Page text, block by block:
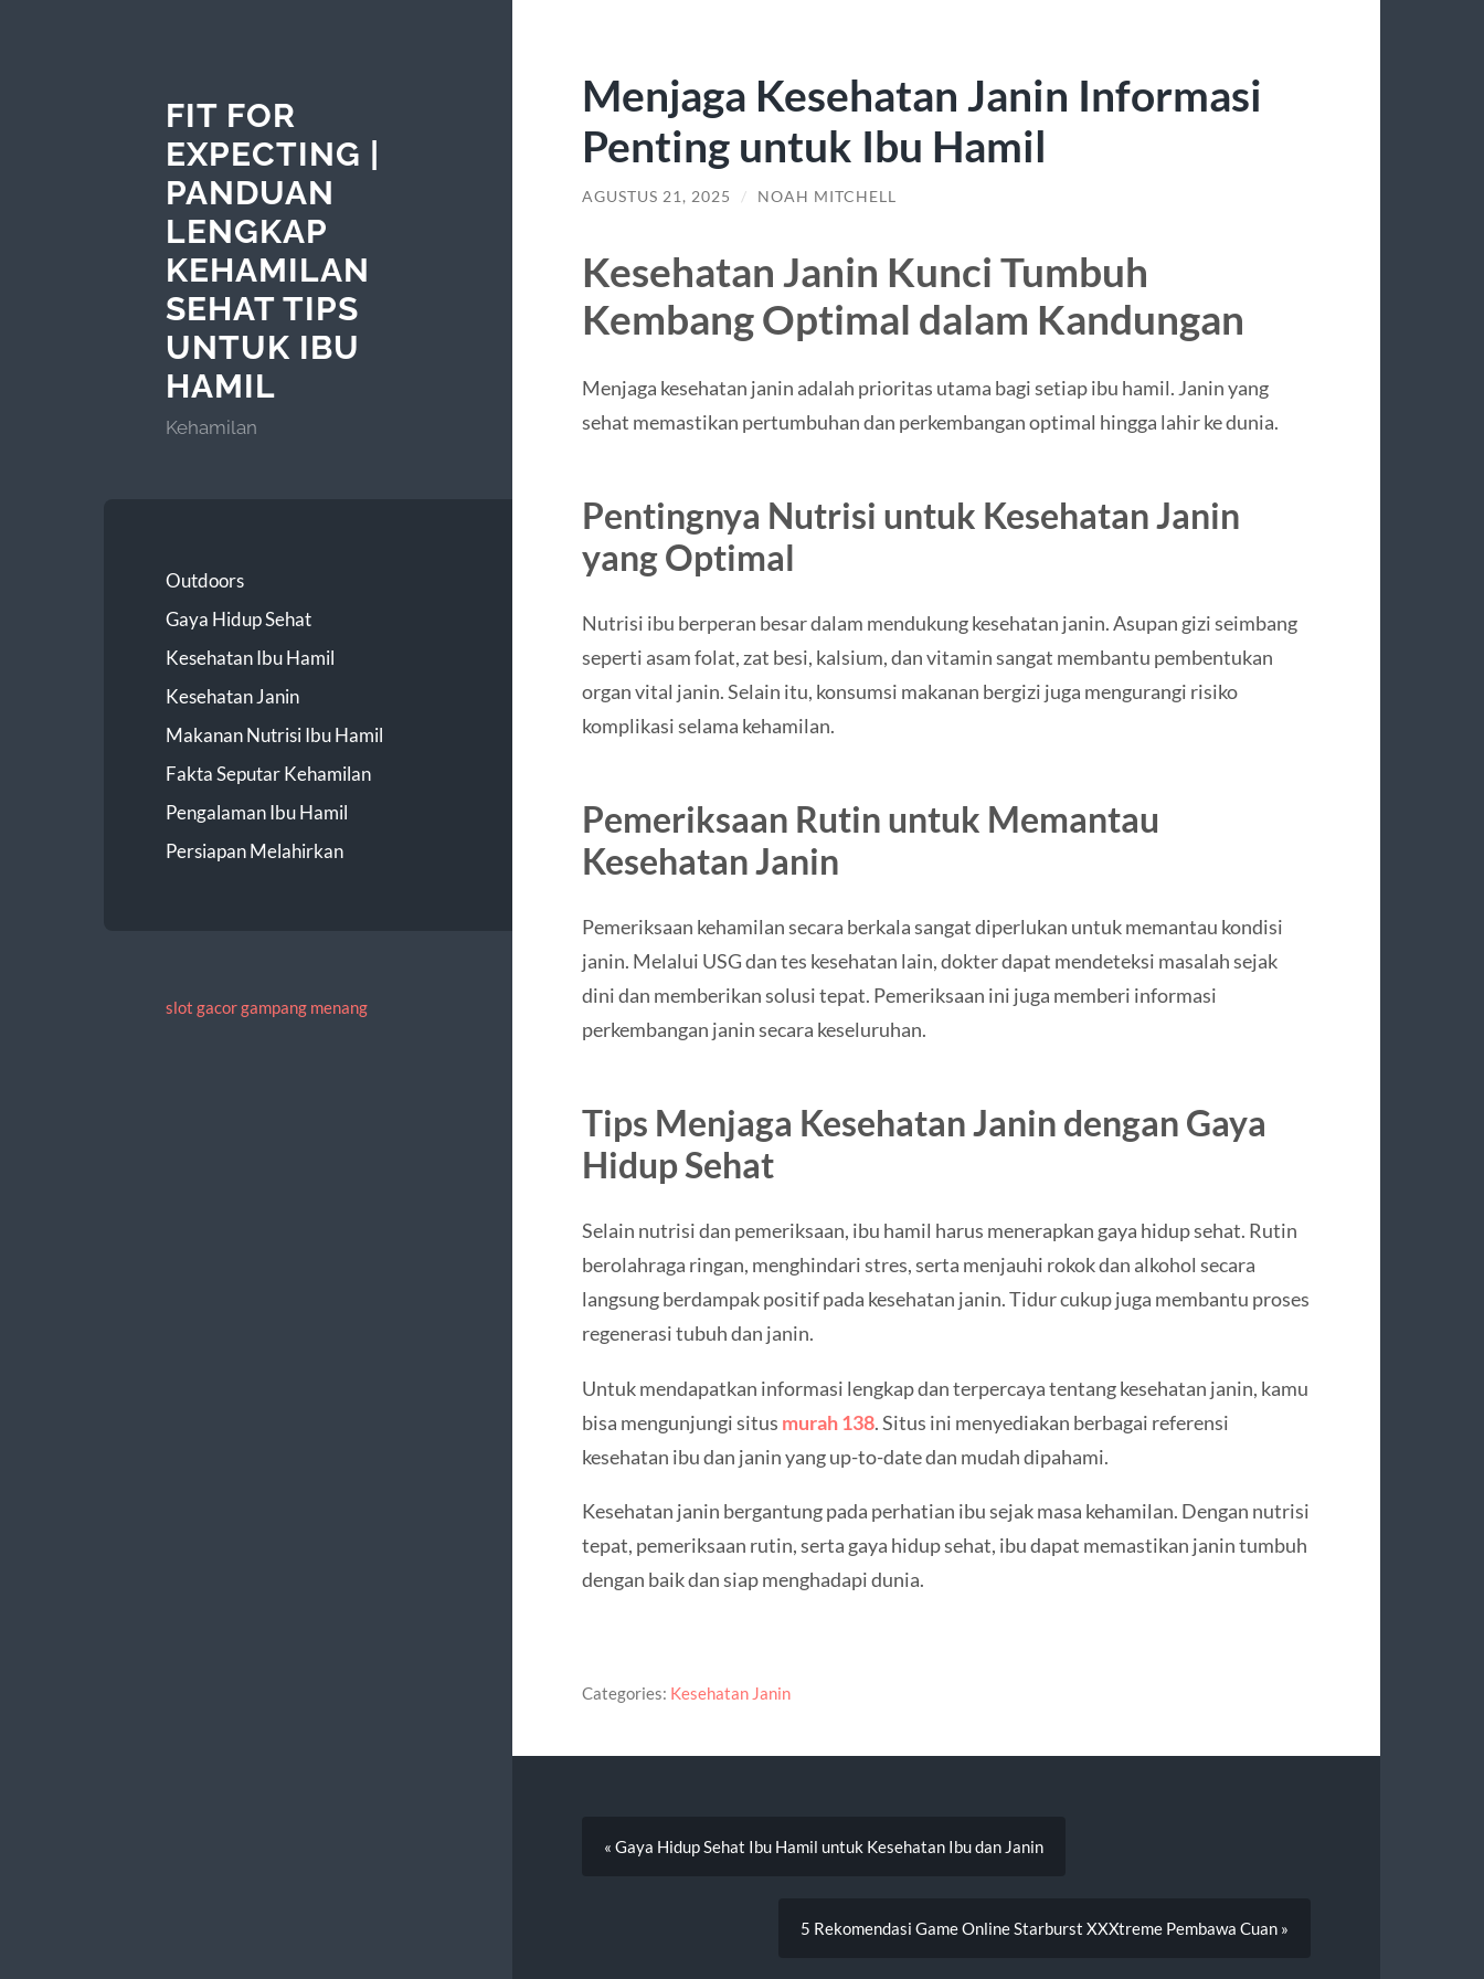
FIT FOR
EXPECTING |
PANDUAN
LENGKAP
KEHAMILAN
SEHAT TIPS
UNTUK IBU
HAMIL
Kehamilan
Outdoors
Gaya Hidup Sehat
Kesehatan Ibu Hamil
Kesehatan Janin
Makanan Nutrisi Ibu Hamil
Fakta Seputar Kehamilan
Pengalaman Ibu Hamil
Persiapan Melahirkan
slot gacor gampang menang
Menjaga Kesehatan Janin Informasi
Penting untuk Ibu Hamil
AGUSTUS 21, 2025 / NOAH MITCHELL
Kesehatan Janin Kunci Tumbuh
Kembang Optimal dalam Kandungan
Menjaga kesehatan janin adalah prioritas utama bagi setiap ibu hamil. Janin yang
sehat memastikan pertumbuhan dan perkembangan optimal hingga lahir ke dunia.
Pentingnya Nutrisi untuk Kesehatan Janin
yang Optimal
Nutrisi ibu berperan besar dalam mendukung kesehatan janin. Asupan gizi seimbang
seperti asam folat, zat besi, kalsium, dan vitamin sangat membantu pembentukan
organ vital janin. Selain itu, konsumsi makanan bergizi juga mengurangi risiko
komplikasi selama kehamilan.
Pemeriksaan Rutin untuk Memantau
Kesehatan Janin
Pemeriksaan kehamilan secara berkala sangat diperlukan untuk memantau kondisi
janin. Melalui USG dan tes kesehatan lain, dokter dapat mendeteksi masalah sejak
dini dan memberikan solusi tepat. Pemeriksaan ini juga memberi informasi
perkembangan janin secara keseluruhan.
Tips Menjaga Kesehatan Janin dengan Gaya
Hidup Sehat
Selain nutrisi dan pemeriksaan, ibu hamil harus menerapkan gaya hidup sehat. Rutin
berolahraga ringan, menghindari stres, serta menjauhi rokok dan alkohol secara
langsung berdampak positif pada kesehatan janin. Tidur cukup juga membantu proses
regenerasi tubuh dan janin.
Untuk mendapatkan informasi lengkap dan terpercaya tentang kesehatan janin, kamu
bisa mengunjungi situs murah 138. Situs ini menyediakan berbagai referensi
kesehatan ibu dan janin yang up-to-date dan mudah dipahami.
Kesehatan janin bergantung pada perhatian ibu sejak masa kehamilan. Dengan nutrisi
tepat, pemeriksaan rutin, serta gaya hidup sehat, ibu dapat memastikan janin tumbuh
dengan baik dan siap menghadapi dunia.
Categories: Kesehatan Janin
« Gaya Hidup Sehat Ibu Hamil untuk Kesehatan Ibu dan Janin
5 Rekomendasi Game Online Starburst XXXtreme Pembawa Cuan »